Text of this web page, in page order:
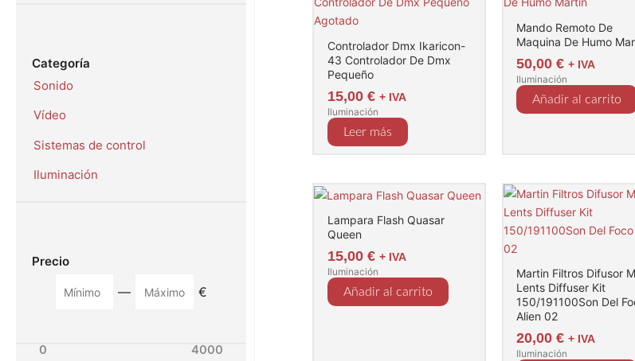
Categoría
Sonido
Vídeo
Sistemas de control
Iluminación
Precio
— €
0 4000
Agotado
Controlador Dmx Ikaricon-
43 Controlador De Dmx
Pequeño
15,00 € + IVA
Iluminación
Leer más
Mando Remoto De
Maquina De Humo
50,00€ + IVA
Iluminación
Añadir al carrito
Lampara Flash Quasar
Queen
15,00 € + IVA
Iluminación
Añadir al carrito
Martin Filtros Difusor
Lents Diffuser Kit
150/191100Son Del
Alien 02
20,00€ + IVA
Iluminación